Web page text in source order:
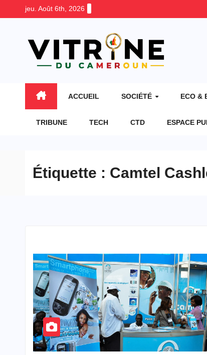
jeu. Août 6th, 2026
ACCUEIL SOCIÉTÉ ECO &
TRIBUNE TECH CTD ESPACE
Étiquette : Camtel